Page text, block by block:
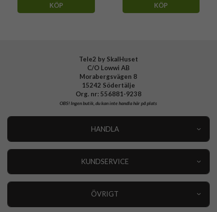
KÖP KÖP
Tele2 by SkalHuset
C/O Lowwi AB
Morabergsvägen 8
15242 Södertälje
Org. nr: 556881-9238
OBS!Ingen butik, du kan inte handla här på plats
HANDLA
KUNDSERVICE
ÖVRIGT